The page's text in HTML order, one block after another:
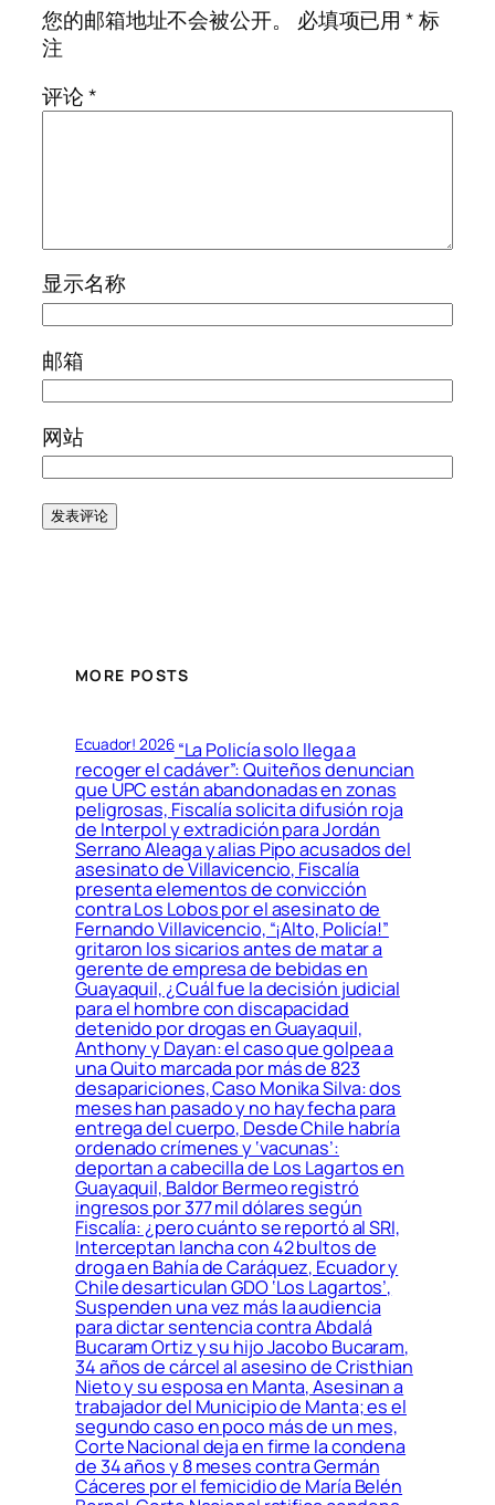
您的邮箱地址不会被公开。
必填项已用*标
注
评论*
显示名称
邮箱
网站
MORE POSTS
Ecuador! 2026“La Policía solo llega a
recoger el cadáver”: Quiteños denuncian
que UPC están abandonadas en zonas
peligrosas, Fiscalía solicita difusión roja
de Interpol y extradición para Jordán
Serrano Aleaga y alias Pipo acusados del
asesinato de Villavicencio, Fiscalía
presenta elementos de convicción
contra Los Lobos por el asesinato de
Fernando Villavicencio, “¡Alto, Policía!”
gritaron los sicarios antes de matar a
gerente de empresa de bebidas en
Guayaquil, ¿Cuál fue la decisión judicial
para el hombre con discapacidad
detenido por drogas en Guayaquil,
Anthony y Dayan: el caso que golpea a
una Quito marcada por más de 823
desapariciones, Caso Monika Silva: dos
meses han pasado y no hay fecha para
entrega del cuerpo, Desde Chile habría
ordenado crímenes y ‘vacunas’:
deportan a cabecilla de Los Lagartos en
Guayaquil, Baldor Bermeo registró
ingresos por 377 mil dólares según
Fiscalía: ¿pero cuánto se reportó al SRI,
Interceptan lancha con 42 bultos de
droga en Bahía de Caráquez, Ecuador y
Chile desarticulan GDO ‘Los Lagartos’,
Suspenden una vez más la audiencia
para dictar sentencia contra Abdalá
Bucaram Ortiz y su hijo Jacobo Bucaram,
34 años de cárcel al asesino de Cristhian
Nieto y su esposa en Manta, Asesinan a
trabajador del Municipio de Manta; es el
segundo caso en poco más de un mes,
Corte Nacional deja en firme la condena
de 34 años y 8 meses contra Germán
Cáceres por el femicidio de María Belén